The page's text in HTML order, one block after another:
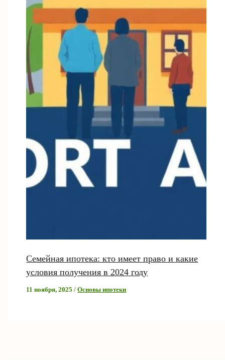
Семейная ипотека: кто имеет право и какие
условия получения в 2024 году
11 ноября, 2025/Основы ипотеки